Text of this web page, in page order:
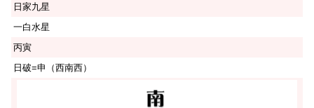
日家九星
一白水星
丙寅
日破=申（西南西）